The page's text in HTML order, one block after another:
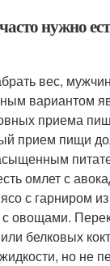
нужно
вес,
вариантом
приема
прием пищи
омлет с
с гарниром
овощами.
белковых
но не